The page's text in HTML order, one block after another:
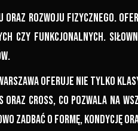
oraz rozwoju fizycznego.
czy funkcjonalnych.
oferuje nie tylko
oraz cross, co pozwala na
zadbać o formę, kondycję